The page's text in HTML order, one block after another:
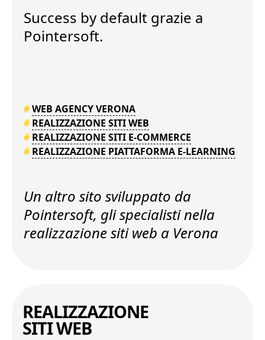
Success by default grazie a
Pointersoft.
#WEB AGENCY VERONA
# REALIZZAZIONE SITI WEB
# REALIZZAZIONE SITI E-COMMERCE
# REALIZZAZIONE PIATTAFORMA E-LEARNING
Un altro sito sviluppato da
Pointersoft, gli specialisti nella
realizzazione siti web a Verona
REALIZZAZIONE
SITI WEB